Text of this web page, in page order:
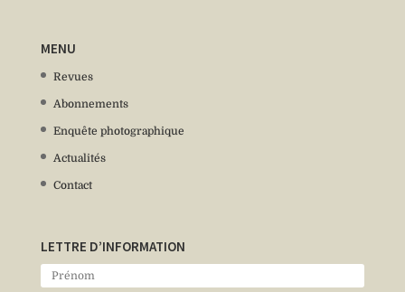
MENU
Revues
Abonnements
Enquête photographique
Actualités
Contact
LETTRE D’INFORMATION